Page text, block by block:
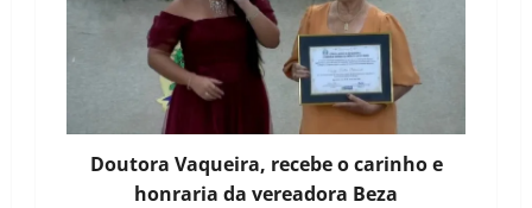
Doutora Vaqueira, recebe o carinho e
honraria da vereadora Beza